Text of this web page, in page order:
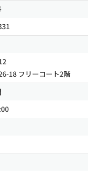
18 フリーコート2階